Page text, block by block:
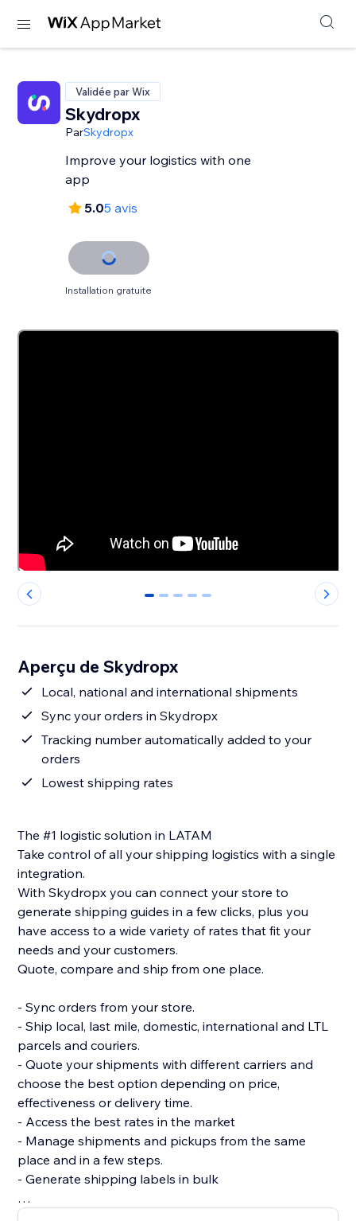
Validée par Wix
Skydropx
ParSkydropx
Improve your logistics with one
app
5.05 avis
Installation gratuite
0 1 2 3 4
Aperçu de Skydropx
Local, national and international shipments
Sync your orders in Skydropx
Tracking number automatically added to your
orders
Lowest shipping rates
The #1 logistic solution in LATAM
Take control of all your shipping logistics with a single
integration.
With Skydropx you can connect your store to
generate shipping guides in a few clicks, plus you
have access to a wide variety of rates that fit your
needs and your customers.
Quote, compare and ship from one place.
- Sync orders from your store.
- Ship local, last mile, domestic, international and LTL
parcels and couriers.
- Quote your shipments with different carriers and
choose the best option depending on price,
effectiveness or delivery time.
- Access the best rates in the market
- Manage shipments and pickups from the same
place and in a few steps.
- Generate shipping labels in bulk